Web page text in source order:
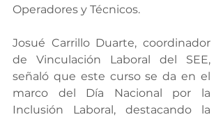
Operadores y Técnicos.
Josué Carrillo Duarte, coordinador
de Vinculación Laboral del SEE,
señaló que este curso se da en el
marco del Día Nacional por la
Inclusión Laboral, destacando la